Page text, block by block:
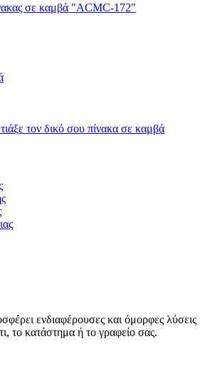
σε καμβά "ACMC-172"
τον δικό σου πίνακα σε καμβά
ενδιαφέρουσες και όμορφες λύσεις
το κατάστημα ή το γραφείο σας.